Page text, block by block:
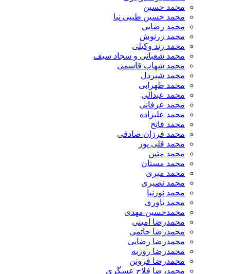
محمد حسین
محمد حسین طیبی نیا
محمد رضایی
محمد زرنوش
محمد زند وکیلی
محمد شعبانی و سجاد سیف
محمد شهاب قاسمی
​محمد شیردل
محمد ظهرابی
محمد عبدالی
محمد عرفانی
محمد علیزاده
محمد فاتح
محمد فرزان صادقی
محمد قلی پور
محمد متین
محمد مستان
محمد میری
محمد نصیری
محمد نورنیا
محمد یاوری
محمدحسین مهدی
محمدرضا امینی
محمدرضا حاتمی
محمدرضا رضایی
محمدرضا روزبه
محمدرضا فروتن
محمدرضا فلاح عسگری